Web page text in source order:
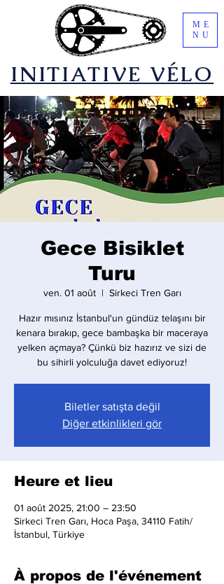
​INITIATIVE VÉLO
ME
NU
Gece Bisiklet
Turu
ven. 01 août
  |
Sirkeci Tren Garı
Hazır mısınız İstanbul'un gündüz telaşını bir
kenara bırakıp, gece bambaşka bir maceraya
yelken açmaya? Çünkü biz hazırız ve sizi de
bu sihirli yolculuğa davet ediyoruz!
Biletler satışta değil
Diğer etkinlikleri gör
Heure et lieu
01 août 2025, 21:00 – 23:50
Sirkeci Tren Garı, Hoca Paşa, 34110 Fatih/
İstanbul, Türkiye
À propos de l'événement